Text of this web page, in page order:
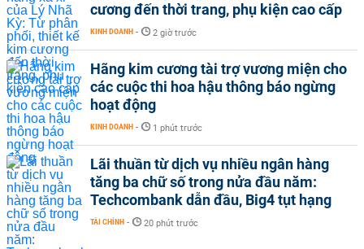
cương đến thời trang, phụ kiện cao cấp
KINH DOANH - 2 giờ trước
Hãng kim cương tài trợ vương miện cho
các cuộc thi hoa hậu thông báo ngừng
hoạt động
KINH DOANH - 1 phút trước
Lãi thuần từ dịch vụ nhiều ngân hàng
tăng ba chữ số trong nửa đầu năm:
Techcombank dẫn đầu, Big4 tụt hạng
TÀI CHÍNH - 20 phút trước